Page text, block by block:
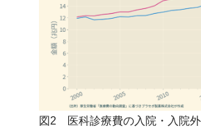
図2 医科診療費の入院・入院